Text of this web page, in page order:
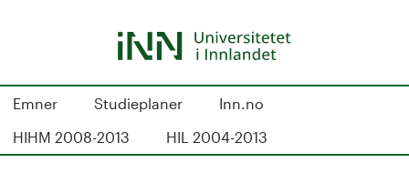
SEmner Studieplaner
Inn.no
HIHM 2008-2013
HIL 2004-2013